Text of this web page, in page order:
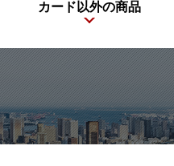
カード以外の商品